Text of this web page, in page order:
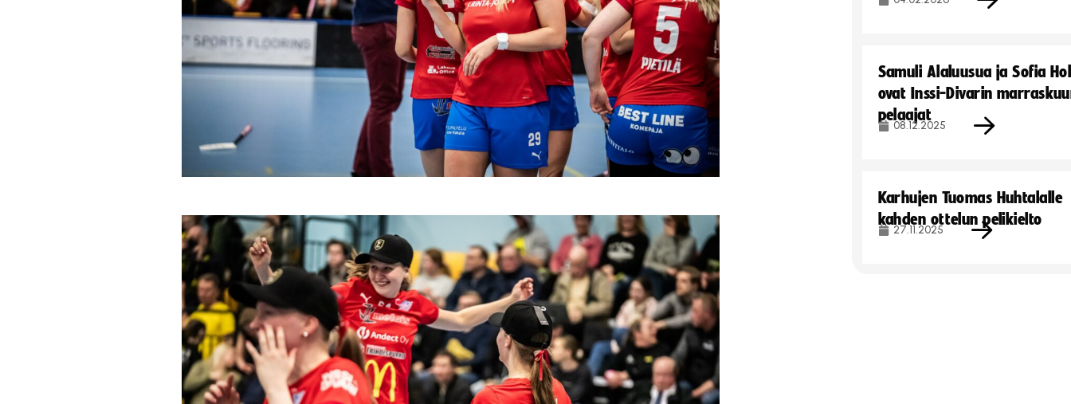
Samuli Alaluusua ja Sofia
ovat Inssi-Divarin
pelaajat
08.12.2025
Karhujen Tuomas Huhtalalle
kahden ottelun pelikielto
27.11.2025